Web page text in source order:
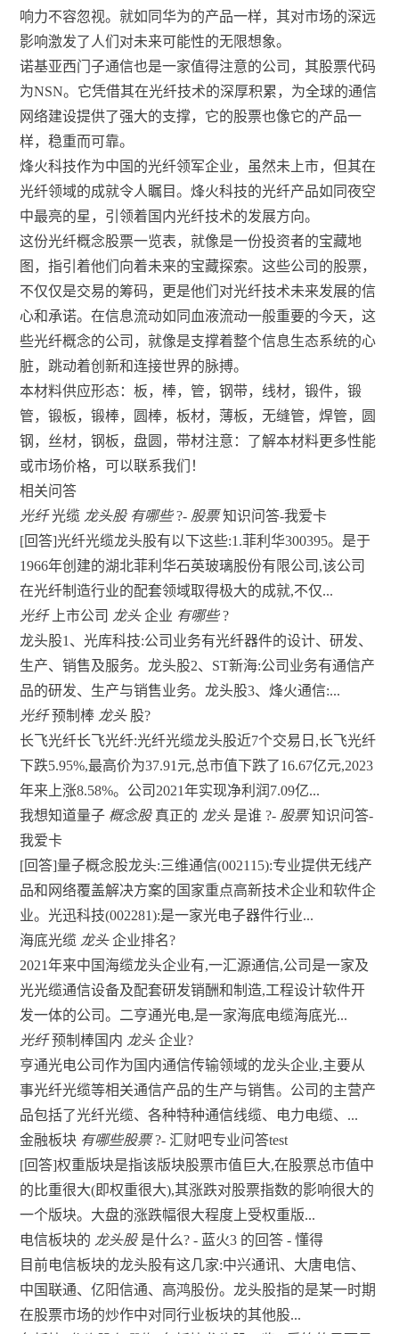
响力不容忽视。就如同华为的产品一样，其对市场的深远
影响激发了人们对未来可能性的无限想象。
诺基亚西门子通信也是一家值得注意的公司，其股票代码
为NSN。它凭借其在光纤技术的深厚积累，为全球的通信
网络建设提供了强大的支撑，它的股票也像它的产品一
样，稳重而可靠。
烽火科技作为中国的光纤领军企业，虽然未上市，但其在
光纤领域的成就令人瞩目。烽火科技的光纤产品如同夜空
中最亮的星，引领着国内光纤技术的发展方向。
这份光纤概念股票一览表，就像是一份投资者的宝藏地
图，指引着他们向着未来的宝藏探索。这些公司的股票，
不仅仅是交易的筹码，更是他们对光纤技术未来发展的信
心和承诺。在信息流动如同血液流动一般重要的今天，这
些光纤概念的公司，就像是支撑着整个信息生态系统的心
脏，跳动着创新和连接世界的脉搏。
本材料供应形态：板，棒，管，钢带，线材，锻件，锻
管，锻板，锻棒，圆棒，板材，薄板，无缝管，焊管，圆
钢，丝材，钢板，盘圆，带材注意：了解本材料更多性能
或市场价格，可以联系我们！
相关问答
光纤 光缆 龙头股 有哪些?- 股票知识问答-我爱卡
[回答]光纤光缆龙头股有以下这些:1.菲利华300395。是于
1966年创建的湖北菲利华石英玻璃股份有限公司,该公司
在光纤制造行业的配套领域取得极大的成就,不仅...
光纤
上市公司 龙头企业 有哪些?
龙头股1、光库科技:公司业务有光纤器件的设计、研发、
生产、销售及服务。龙头股2、ST新海:公司业务有通信产
品的研发、生产与销售业务。龙头股3、烽火通信:...
光纤预制棒 龙头 股?
长飞光纤长飞光纤:光纤光缆龙头股近7个交易日,长飞光纤
下跌5.95%,最高价为37.91元,总市值下跌了16.67亿元,2023
年来上涨8.58%。公司2021年实现净利润7.09亿...
我想知道量子 概念股 真正的 龙头 是谁 ?- 股票知识问答-
我爱卡
[回答]量子概念股龙头:三维通信(002115):专业提供无线产
品和网络覆盖解决方案的国家重点高新技术企业和软件企
业。光迅科技(002281):是一家光电子器件行业...
海底光缆 龙头企业排名?
2021年来中国海缆龙头企业有,一汇源通信,公司是一家及
光光缆通信设备及配套研发销酬和制造,工程设计软件开
发一体的公司。二亨通光电,是一家海底电缆海底光...
光纤预制棒国内 龙头企业?
亨通光电公司作为国内通信传输领域的龙头企业,主要从
事光纤光缆等相关通信产品的生产与销售。公司的主营产
品包括了光纤光缆、各种特种通信线缆、电力电缆、...
金融板块 有哪些股票?- 汇财吧专业问答test
[回答]权重版块是指该版块股票市值巨大,在股票总市值中
的比重很大(即权重很大),其涨跌对股票指数的影响很大的
一个版块。大盘的涨跌幅很大程度上受权重版...
电信板块的 龙头股 是什么? - 蓝火3 的回答 - 懂得
目前电信板块的龙头股有这几家:中兴通讯、大唐电信、
中国联通、亿阳信通、高鸿股份。龙头股指的是某一时期
在股票市场的炒作中对同行业板块的其他股...